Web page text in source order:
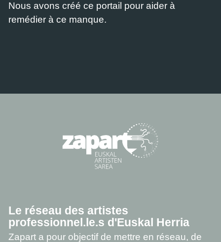
Nous avons créé ce portail pour aider à
remédier à ce manque.
Le réseau des artistes
professionnel.le.s d'Euskal Herria
Zapart a pour objectif de mettre en réseau, de